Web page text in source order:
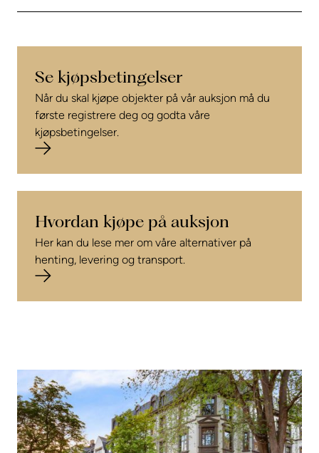
Se kjøpsbetingelser
Når du skal kjøpe objekter på vår auksjon må du
første registrere deg og godta våre
kjøpsbetingelser.
Hvordan kjøpe på auksjon
Her kan du lese mer om våre alternativer på
henting, levering og transport.